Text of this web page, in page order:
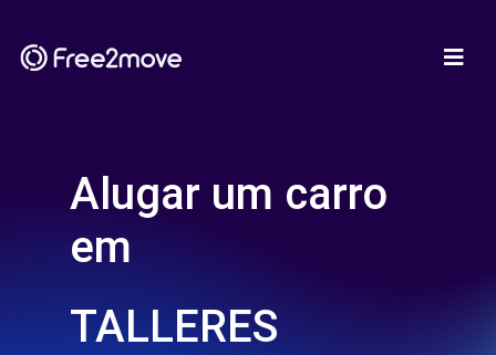
Alugar um carro
em
TALLERES